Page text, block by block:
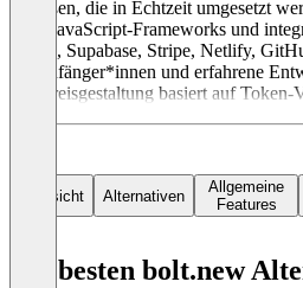
anstoßen, die in Echtzeit umgesetzt
viele JavaScript-Frameworks und
Figma, Supabase, Stripe, Netlify,
für Anfänger*innen und erfahrene
Die Preisgestaltung basiert auf Token-
Übersicht Alternativen
Allgemeine
Features
Die besten bolt.new